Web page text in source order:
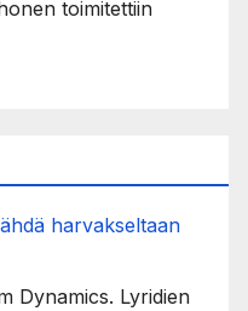
toimitettiin
harvakseltaan
Dynamics. Lyridien